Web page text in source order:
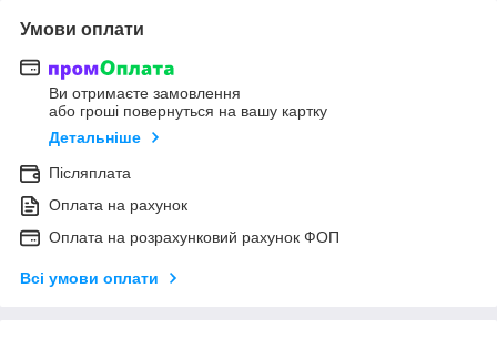
Умови оплати
Ви отримаєте замовлення
або гроші повернуться на вашу картку
Детальніше
Післяплата
Оплата на рахунок
Оплата на розрахунковий рахунок ФОП
Всі умови оплати